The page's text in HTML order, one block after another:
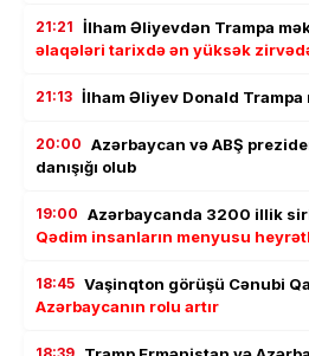
21:21 İlham Əliyevdən Trampa
əlaqələri tarixdə ən yüksək
21:13 İlham Əliyev Donald Trampa
20:00 Azərbaycan və ABŞ
danışığı olub
19:00 Azərbaycanda 3200 illik
Qədim insanların menyusu
18:45 Vaşinqton görüşü Cənubi
Azərbaycanın rolu artır